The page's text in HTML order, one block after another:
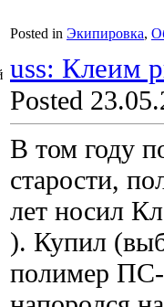
Posted in Экипировка,
uss: Клеим
Posted
В том году
старости,
лет носил
). Купил
полимер ПС-